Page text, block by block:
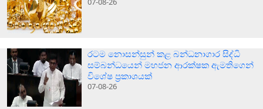
රටම නොසන්සුන් කළ බන්ධනාගාර සිද්ධි
සම්බන්ධයෙන් මහජන ආරක්ෂක ඇමතිගෙන්
විශේෂ ප්‍රකාශයක්
07-08-26